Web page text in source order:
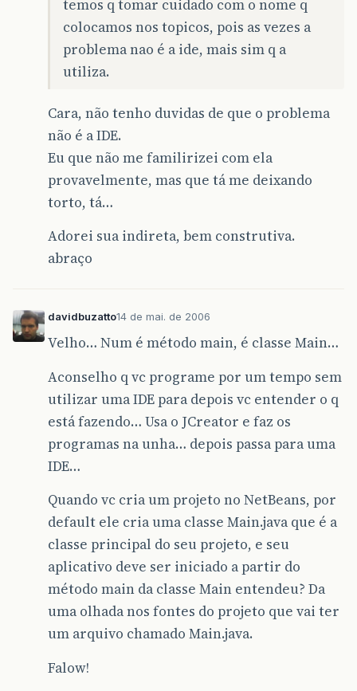
temos q tomar cuidado com o nome q
colocamos nos topicos, pois as vezes a
problema nao é a ide, mais sim q a
utiliza.
Cara, não tenho duvidas de que o problema
não é a IDE.
Eu que não me familirizei com ela
provavelmente, mas que tá me deixando
torto, tá…
Adorei sua indireta, bem construtiva.
abraço
davidbuzatto14 de mai. de 2006
Velho… Num é método main, é classe Main…
Aconselho q vc programe por um tempo sem
utilizar uma IDE para depois vc entender o q
está fazendo… Usa o JCreator e faz os
programas na unha… depois passa para uma
IDE…
Quando vc cria um projeto no NetBeans, por
default ele cria uma classe Main.java que é a
classe principal do seu projeto, e seu
aplicativo deve ser iniciado a partir do
método main da classe Main entendeu? Da
uma olhada nos fontes do projeto que vai ter
um arquivo chamado Main.java.
Falow!